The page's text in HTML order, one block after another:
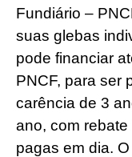
Fundiário –
suas glebas
pode financiar
PNCF, para ser
carência de 3
ano, com
pagas em dia.